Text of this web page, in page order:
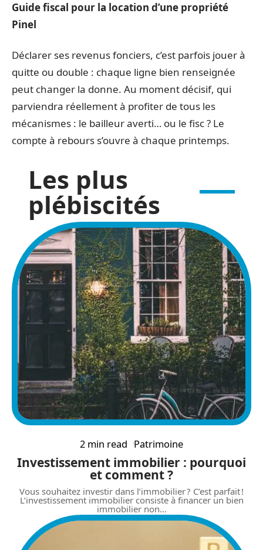
Guide fiscal pour la location d’une propriété
Pinel
Déclarer ses revenus fonciers, c’est parfois jouer à
quitte ou double : chaque ligne bien renseignée
peut changer la donne. Au moment décisif, qui
parviendra réellement à profiter de tous les
mécanismes : le bailleur averti… ou le fisc ? Le
compte à rebours s’ouvre à chaque printemps.
Les plus
plébiscités
2 min read Patrimoine
Investissement immobilier : pourquoi
et comment ?
Vous souhaitez investir dans l’immobilier ? C’est parfait !
L’investissement immobilier consiste à financer un bien
immobilier non…